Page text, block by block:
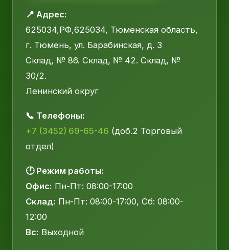
📍 Адрес:
625034,РФ,625034, Тюменская область,
г. Тюмень, ул. Барабинская, д. 3
Склад, № 86. Склад, № 42. Склад, №
30/2.
Ленинский округ
📞 Телефоны:
+7 (3452) 69-65-46 (доб.2 Торговый
отдел)
🕐 Режим работы:
Офис: Пн-Пт: 08:00-17:00
Склад: Пн-Пт: 08:00-17:00, Сб: 08:00-
12:00
Вс: Выходной